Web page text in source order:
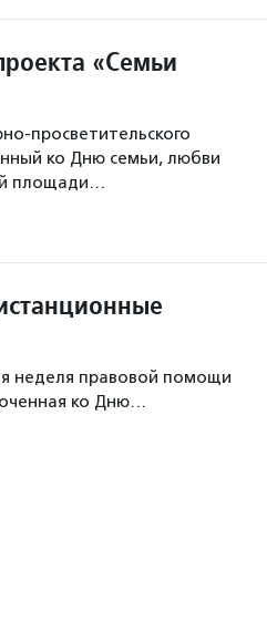
«Семьи
просветительского
ко Дню семьи, любви
площади…
неделя правовой помощи
ко Дню…